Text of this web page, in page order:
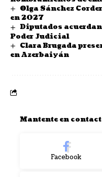
Olga Sánchez
en 2027
Diputados
Poder Judicial
Clara Brugada
en Azerbaiyán
Mantente en
Facebook